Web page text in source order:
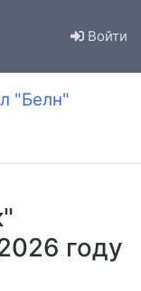
Войти
"Белн"
году